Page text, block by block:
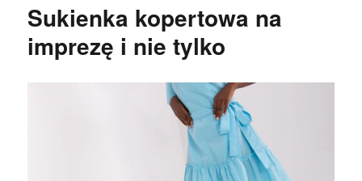
Sukienka kopertowa na
imprezę i nie tylko